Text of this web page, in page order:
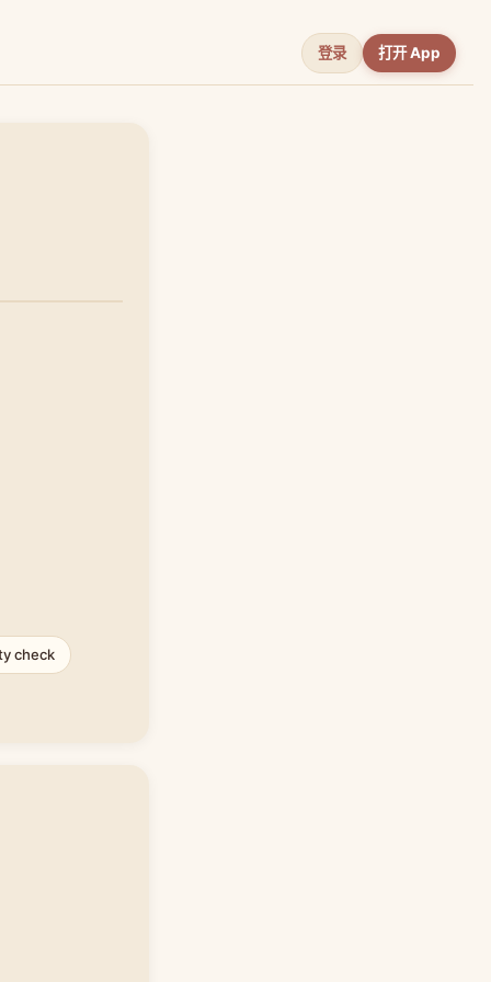
登录 打开 App
check